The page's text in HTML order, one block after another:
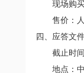
现场购买
售价：人
四、应答文
截止时间
地点：中